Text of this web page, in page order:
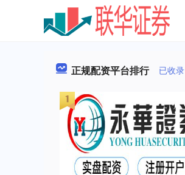
正规配资平台排行 已收录